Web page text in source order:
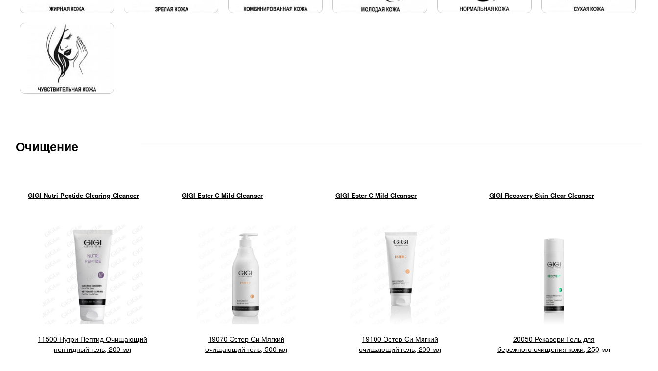
Очищение
GIGI Nutri Peptide Clearing Cleancer
11500 Нутри Пептид Очищающий
пептидный гель, 200 мл
GIGI Ester C Mild Cleanser
19070 Эстер Си Мягкий
очищающий гель, 500 мл
GIGI Ester C Mild Cleanser
19100 Эстер Си Мягкий
очищающий гель, 200 мл
GIGI Recovery Skin Clear Cleanser
20050 Рекавери Гель для
бережного очищения кожи, 250 мл